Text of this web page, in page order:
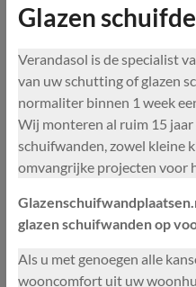
Glazen
Verandasol is de specialist
van uw schutting of glazen
normaliter binnen 1 week
Wij monteren al ruim 15
schuifwanden, zowel kleine
omvangrijke projecten voor
glazen schuifwanden op
Als u met genoegen alle
wooncomfort uit uw